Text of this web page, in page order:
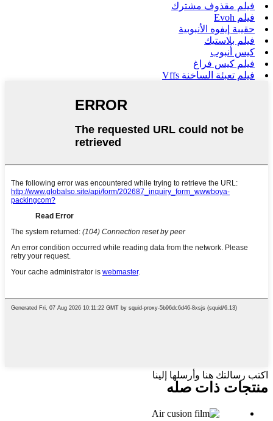
فيلم مقذوف مشترك
فيلم Evoh
حقيبة إيفوه الأنبوبية
فيلم بلاستيك
كيس أنبوب
فيلم كيس فراغ
فيلم تعبئة الساخنة Vffs
اكتب رسالتك هنا وأرسلها إلينا
منتجات ذات صله